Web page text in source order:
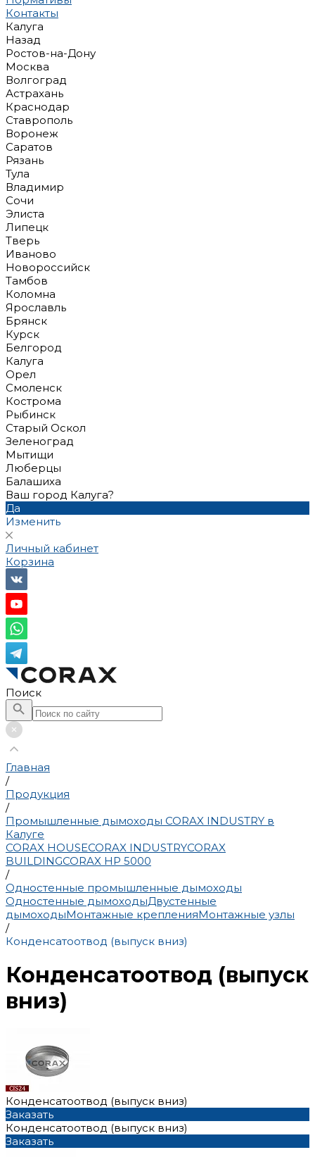
Контакты
Калуга
Назад
Ростов-на-Дону
Москва
Волгоград
Астрахань
Краснодар
Ставрополь
Воронеж
Саратов
Рязань
Тула
Владимир
Сочи
Элиста
Липецк
Тверь
Иваново
Новороссийск
Тамбов
Коломна
Ярославль
Брянск
Курск
Белгород
Калуга
Орел
Смоленск
Кострома
Рыбинск
Старый Оскол
Зеленоград
Мытищи
Люберцы
Балашиха
Ваш город Калуга?
Да
Изменить
Личный кабинет
Корзина
Поиск
Главная
/
Продукция
/
Промышленные дымоходы CORAX INDUSTRY в
Калуге
CORAX HOUSECORAX INDUSTRYCORAX
BUILDINGCORAX HP 5000
/
Одностенные промышленные дымоходы
Одностенные дымоходыДвустенные
дымоходыМонтажные крепленияМонтажные узлы
/
Конденсатоотвод (выпуск вниз)
Конденсатоотвод (выпуск
вниз)
Конденсатоотвод (выпуск вниз)
Заказать
Конденсатоотвод (выпуск вниз)
Заказать